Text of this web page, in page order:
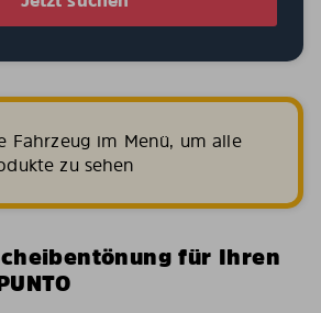
Fahrzeug im Menü, um alle
zu sehen
für Ihren